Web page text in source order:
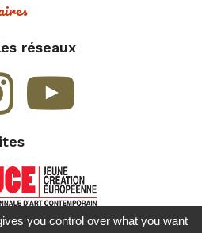
you control over what you want
réseaux